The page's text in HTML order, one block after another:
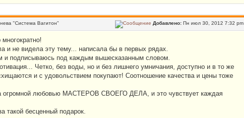
"Система Вагитон" Добавлено: Пн июл 30, 2012 7:32 pm
и не видела эту тему... написала бы в первых рядах.
и подписываюсь под каждым вышесказанным словом.
Четко, без воды, но и без лишнего умничания, доступно и в то же
и с удовольствием покупают! Соотношение качества и цены тоже
огромной любовью МАСТЕРОВ СВОЕГО ДЕЛА, и это чувствует каждая
такой бесценный подарок.